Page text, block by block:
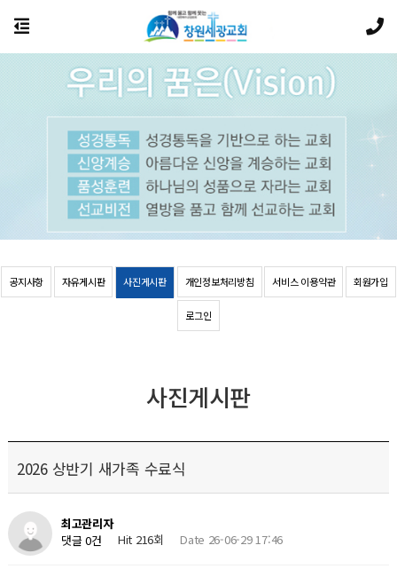
공지사항 자유게시판 사진게시판 개인정보처리방침 서비스 이용약관 회원가입
로그인
사진게시판
2026 상반기 새가족 수료식
최고관리자
댓글 0건
Hit 216회 Date 26-06-29 17:46